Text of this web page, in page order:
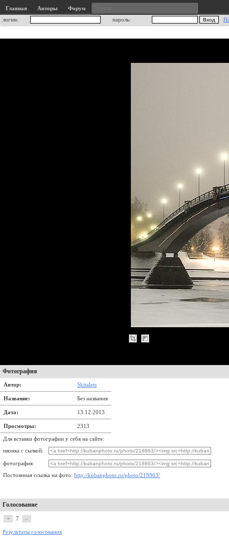
Главная Авторы
Форум
логин:
пароль:
Фотография
Автор: Skitalets
Название: Без названия
Дата: 13.12.2013
Просмотры: 2313
Для вставки фотографии у себя на сайте:
иконка с сылкой:
фотография:
Постоянная ссылка на фото: http://kubanphoto.ru/photo/218863/
Голосование
+ 7 –
Результаты голосования